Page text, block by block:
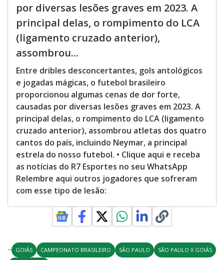
por diversas lesões graves em 2023. A
principal delas, o rompimento do LCA
(ligamento cruzado anterior),
assombrou...
Entre dribles desconcertantes, gols antológicos
e jogadas mágicas, o futebol brasileiro
proporcionou algumas cenas de dor forte,
causadas por diversas lesões graves em 2023. A
principal delas, o rompimento do LCA (ligamento
cruzado anterior), assombrou atletas dos quatro
cantos do país, incluindo Neymar, a principal
estrela do nosso futebol. • Clique aqui e receba
as notícias do R7 Esportes no seu WhatsApp
Relembre aqui outros jogadores que sofreram
com esse tipo de lesão:
GOIÁS CAMPEONATO BRASILEIRO SÃO PAULO
SÃO PAULO X GOIÁS